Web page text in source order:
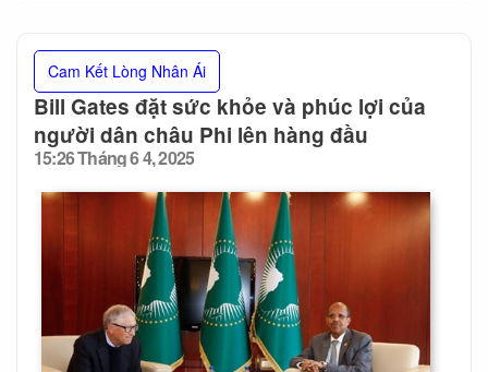
Cam Kết Lòng Nhân Ái
Bill Gates đặt sức khỏe và phúc lợi của
người dân châu Phi lên hàng đầu
Posted
on
15:26 Tháng 6 4, 2025